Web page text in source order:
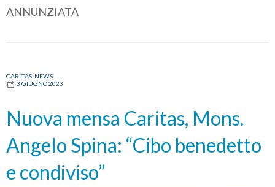
ANNUNZIATA
CARITAS NEWS
3 GIUGNO 2023
Nuova mensa Caritas, Mons.
Angelo Spina: “Cibo benedetto
e condiviso”